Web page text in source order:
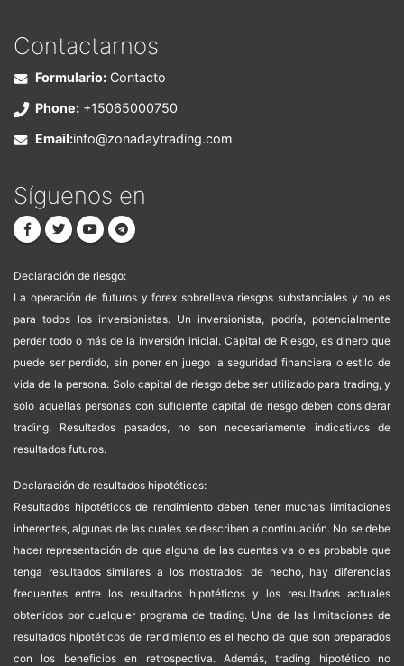
Contactarnos
Formulario: Contacto
Phone: +15065000750
Email:info@zonadaytrading.com
Síguenos en
Declaración de riesgo:
La operación de futuros y forex sobrelleva riesgos substanciales y no es
para todos los inversionistas. Un inversionista, podría, potencialmente
perder todo o más de la inversión inicial. Capital de Riesgo, es dinero que
puede ser perdido, sin poner en juego la seguridad financiera o estilo de
vida de la persona. Solo capital de riesgo debe ser utilizado para trading, y
solo aquellas personas con suficiente capital de riesgo deben considerar
trading. Resultados pasados, no son necesariamente indicativos de
resultados futuros.
Declaración de resultados hipotéticos:
Resultados hipotéticos de rendimiento deben tener muchas limitaciones
inherentes, algunas de las cuales se describen a continuación. No se debe
hacer representación de que alguna de las cuentas va o es probable que
tenga resultados similares a los mostrados; de hecho, hay diferencias
frecuentes entre los resultados hipotéticos y los resultados actuales
obtenidos por cualquier programa de trading. Una de las limitaciones de
resultados hipotéticos de rendimiento es el hecho de que son preparados
con los beneficios en retrospectiva. Además, trading hipotético no